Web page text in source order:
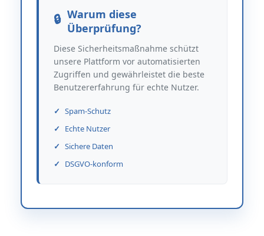
Warum diese
Überprüfung?
Diese Sicherheitsmaßnahme schützt
unsere Plattform vor automatisierten
Zugriffen und gewährleistet die beste
Benutzererfahrung für echte Nutzer.
Spam-Schutz
Echte Nutzer
Sichere Daten
DSGVO-konform